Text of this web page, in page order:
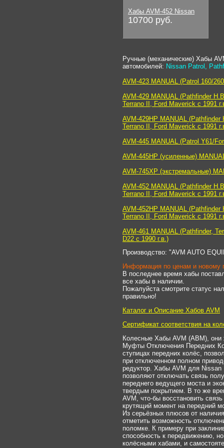
Хабы AVM-452 Nissan
10700 руб.
Ручные (механические) Хабы
автомобилей: Nissan Patrol,
AVM-423 MANUAL (Patrol 160/
AVM-429 MANUAL (Pathfinder
Terrano II, Ford Maverick с 1991
AVM-429HP MANUAL (Pathfinder
Terrano II, Ford Maverick с 1991
AVM-445 MANUAL (Patrol Y61/
AVM-445HP (усиленные)
AVM-745XP (экстремальные)
AVM-452 MANUAL (Pathfinder
Terrano II, Ford Maverick с 1991
AVM-452HP MANUAL (Pathfinder
Terrano II, Ford Maverick с 1991
AVM-461 MANUAL (Pathfinder,
D22 с 1990 г.в.)
Производство: "AVM AUTO
Информация по ценам и новому
В последнее время хабы
все хабы в наличии.
Пожалуйста смотрите статус
правильно!
Каталог и Описание Хабов AVM
Сертификат соответствия на
Колесные Хабы AVM (АВМ), они
Муфты Отключения Передних
ступицах передних колёс,
при отключенном полном
редуктор. Хабы AVM для Nissan
позволяют отключать связь
переднего ведущего моста и
твердым покрытием. В то же
AVM, что-бы восстановить
крутящий момент на передний
Из серьёзных плюсов от
отметить возможность
поломке. К примеру при
способность к передвижению,
колёсными хабами, и